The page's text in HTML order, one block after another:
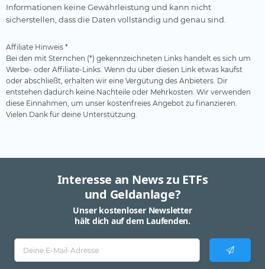
Informationen keine Gewährleistung und kann nicht
sicherstellen, dass die Daten vollständig und genau sind.
Affiliate Hinweis *
Bei den mit Sternchen (*) gekennzeichneten Links handelt es sich um
Werbe- oder Affiliate-Links. Wenn du über diesen Link etwas kaufst
oder abschließt, erhalten wir eine Vergütung des Anbieters. Dir
entstehen dadurch keine Nachteile oder Mehrkosten. Wir verwenden
diese Einnahmen, um unser kostenfreies Angebot zu finanzieren.
Vielen Dank für deine Unterstützung.
Interesse an News zu ETFs
und Geldanlage?
Unser kostenloser Newsletter
hält dich auf dem Laufenden.